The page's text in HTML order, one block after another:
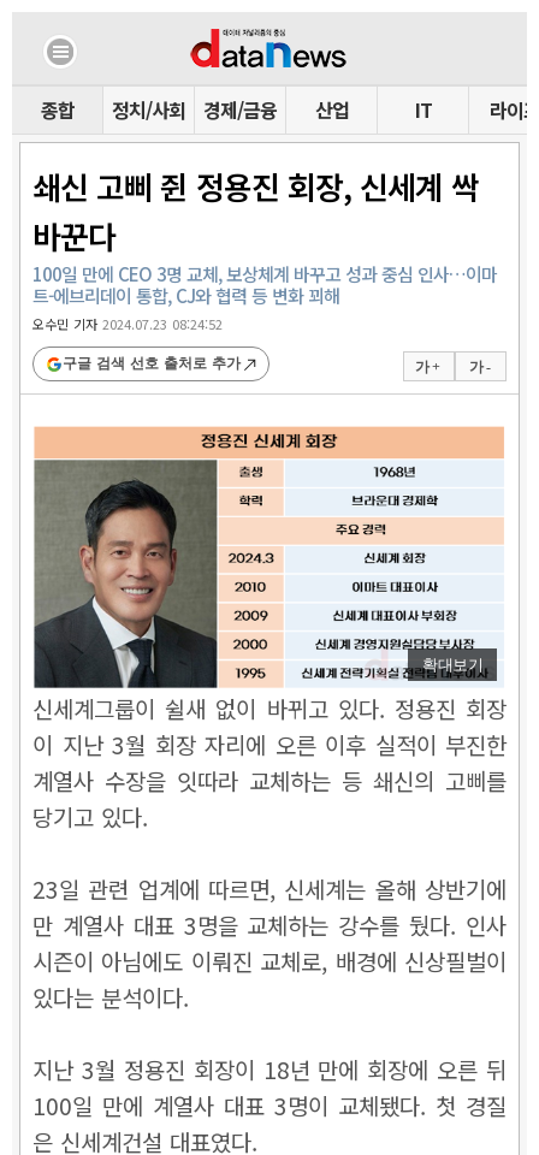
종합 정치/사회 경제/금융 산업 IT 라이프
쇄신 고삐 쥔 정용진 회장, 신세계 싹
바꾼다
100일 만에 CEO 3명 교체, 보상체계 바꾸고 성과 중심 인사…이마
트-에브리데이 통합, CJ와 협력 등 변화 꾀해
오수민 기자2024.07.23 08:24:52
가 + 가 -
구글 검색 선호 출처로 추가
확대보기
신세계그룹이 쉴새 없이 바뀌고 있다. 정용진 회장
이 지난 3월 회장 자리에 오른 이후 실적이 부진한
계열사 수장을 잇따라 교체하는 등 쇄신의 고삐를
당기고 있다.
23일 관련 업계에 따르면, 신세계는 올해 상반기에
만 계열사 대표 3명을 교체하는 강수를 뒀다. 인사
시즌이 아님에도 이뤄진 교체로, 배경에 신상필벌이
있다는 분석이다.
지난 3월 정용진 회장이 18년 만에 회장에 오른 뒤
100일 만에 계열사 대표 3명이 교체됐다. 첫 경질
은 신세계건설 대표였다.